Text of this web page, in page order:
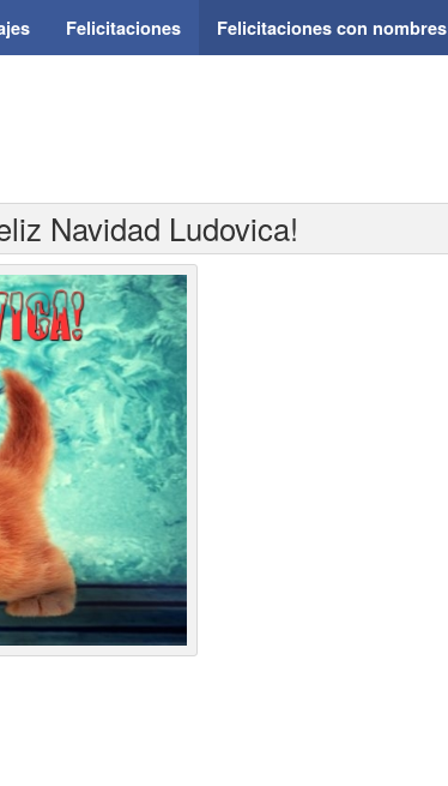
Felicitaciones Felicitaciones con nombres
Navidad Ludovica!